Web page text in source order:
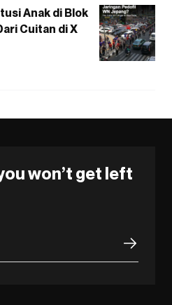
Anak di Blok
Cuitan di X
won’t get left